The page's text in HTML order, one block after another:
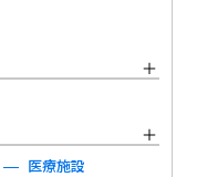
医療施設